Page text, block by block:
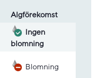
Alg­före­komst
Ingen
blomning
Blomning